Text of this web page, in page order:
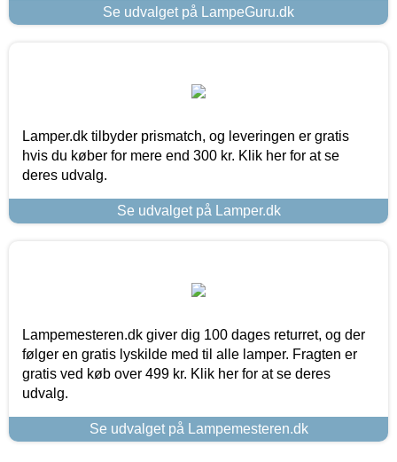
Se udvalget på LampeGuru.dk
Lamper.dk tilbyder prismatch, og leveringen er gratis
hvis du køber for mere end 300 kr. Klik her for at se
deres udvalg.
Se udvalget på Lamper.dk
Lampemesteren.dk giver dig 100 dages returret, og der
følger en gratis lyskilde med til alle lamper. Fragten er
gratis ved køb over 499 kr. Klik her for at se deres
udvalg.
Se udvalget på Lampemesteren.dk